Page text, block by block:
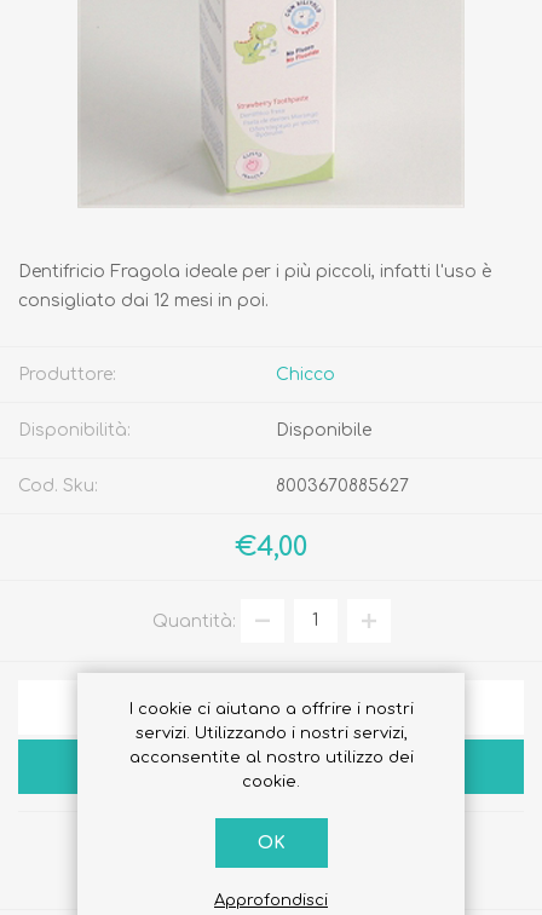
Dentifricio Fragola ideale per i più piccoli, infatti l'uso è
consigliato dai 12 mesi in poi.
Produttore: Chicco
Disponibilità: Disponibile
Cod. Sku: 8003670885627
€4,00
Quantità:
AGGIUNGI ALLA LISTA DEI DESIDERI
ACQUISTA
I cookie ci aiutano a offrire i nostri
servizi. Utilizzando i nostri servizi,
acconsentite al nostro utilizzo dei
cookie.
OK
Approfondisci